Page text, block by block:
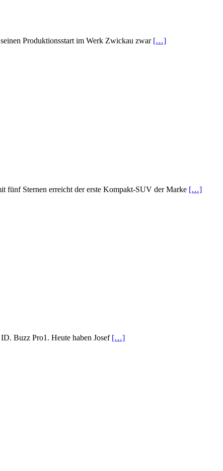
Produktionsstart im Werk Zwickau zwar […]
fünf Sternen erreicht der erste Kompakt-SUV der Marke […]
Buzz Pro1. Heute haben Josef […]